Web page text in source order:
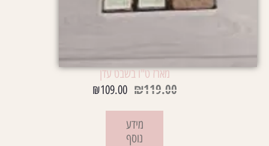
מארז ט"ו בשבט עדן
₪119.00
₪109.00
מידע
נוסף